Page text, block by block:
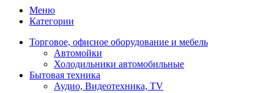
Меню
Категории
Торговое, офисное оборудование и мебель
Автомойки
Холодильники автомобильные
Бытовая техника
Аудио, Видеотехника, TV